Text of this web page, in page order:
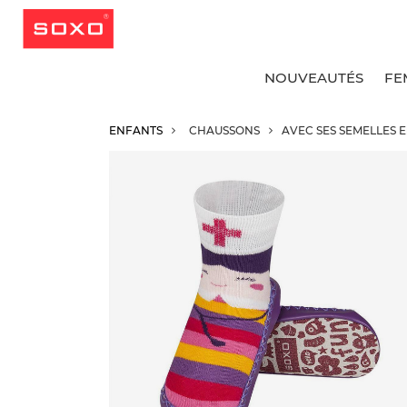
NOUVEAUTÉS
ENFANTS CHAUSSONS AVEC SES SEMELLES